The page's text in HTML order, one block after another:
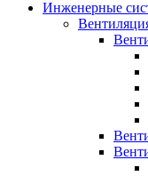
Инженерные